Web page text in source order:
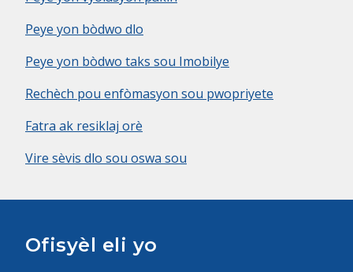
Peye yon bòdwo dlo
Peye yon bòdwo taks sou Imobilye
Rechèch pou enfòmasyon sou pwopriyete
Fatra ak resiklaj orè
Vire sèvis dlo sou oswa sou
Ofisyèl eli yo